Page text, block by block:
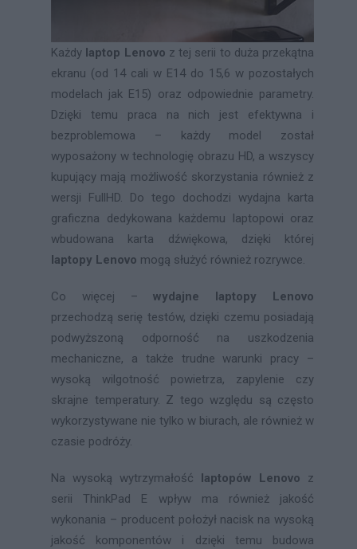
Każdy laptop Lenovo z tej serii to duża przekątna
ekranu (od 14 cali w E14 do 15,6 w pozostałych
modelach jak E15) oraz odpowiednie parametry.
Dzięki temu praca na nich jest efektywna i
bezproblemowa – każdy model został
wyposażony w technologię obrazu HD, a wszyscy
kupujący mają możliwość skorzystania również z
wersji FullHD. Do tego dochodzi wydajna karta
graficzna dedykowana każdemu laptopowi oraz
wbudowana karta dźwiękowa, dzięki której
laptopy Lenovo mogą służyć również rozrywce.
Co więcej –wydajne laptopy Lenovo
przechodzą serię testów, dzięki czemu posiadają
podwyższoną odporność na uszkodzenia
mechaniczne, a także trudne warunki pracy –
wysoką wilgotność powietrza, zapylenie czy
skrajne temperatury. Z tego względu są często
wykorzystywane nie tylko w biurach, ale również w
czasie podróży.
Na wysoką wytrzymałość laptopów Lenovo z
serii ThinkPad E wpływ ma również jakość
wykonania – producent położył nacisk na wysoką
jakość komponentów i dzięki temu budowa